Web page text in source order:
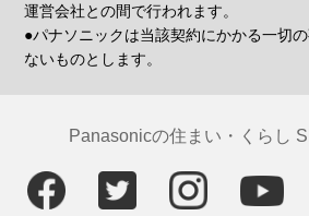
運営会社との間で行われます。
●パナソニックは当該契約にかかる一切
ないものとします。
Panasonicの住まい・くらし